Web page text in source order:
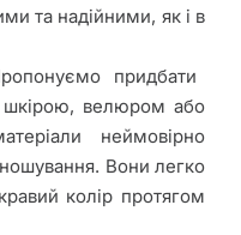
та надійними, як і в
придбати
шкірою, велюром або
неймовірно
Вони легко
колір протягом